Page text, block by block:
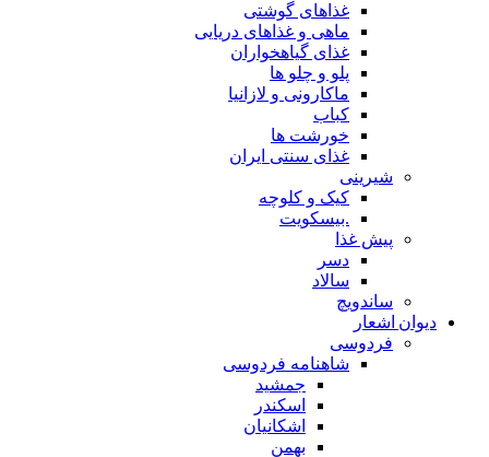
غذاهای گوشتی
ماهی و غذاهای دریایی
غذای گیاهخواران
پلو و چلو ها
ماکارونی و لازانیا
کباب
خورشت ها
غذای سنتی ایران
شیرینی
کیک و کلوچه
.بیسکویت
پیش غذا
دسر
سالاد
ساندویچ
دیوان اشعار
فردوسی
شاهنامه فردوسی
جمشید
اسکندر
اشکانیان
بهمن